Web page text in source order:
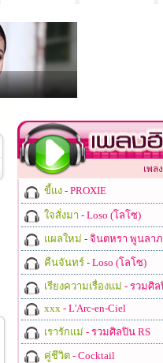
เพล
ขี้แง- PROXIE
ใจสั่งมา - Loso (โลโซ)
แผลใหม่ - จินตหรา พูนลาภ
คืนจันทร์- Loso (โลโซ)
เรียงความเรื่องแม่ - รวมศิล
xxx - L'Arc-en-Ciel
เรารักแม่ - รวมศิลปิน RS
คู่ชีวิต- Cocktail